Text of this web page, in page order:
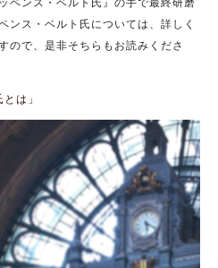
ンス・ベルト氏については、詳しく
ので、是非そちらもお読みくださ
は」